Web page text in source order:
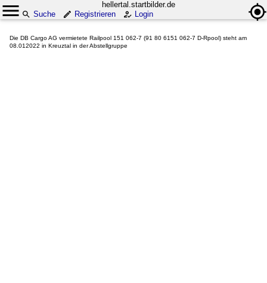
hellertal.startbilder.de
Suche
Registrieren Login
Die DB Cargo AG vermietete Railpool 151 062-7 (91 80 6151 062-7 D-Rpool) steht am
08.012022 in Kreuztal in der Abstellgruppe